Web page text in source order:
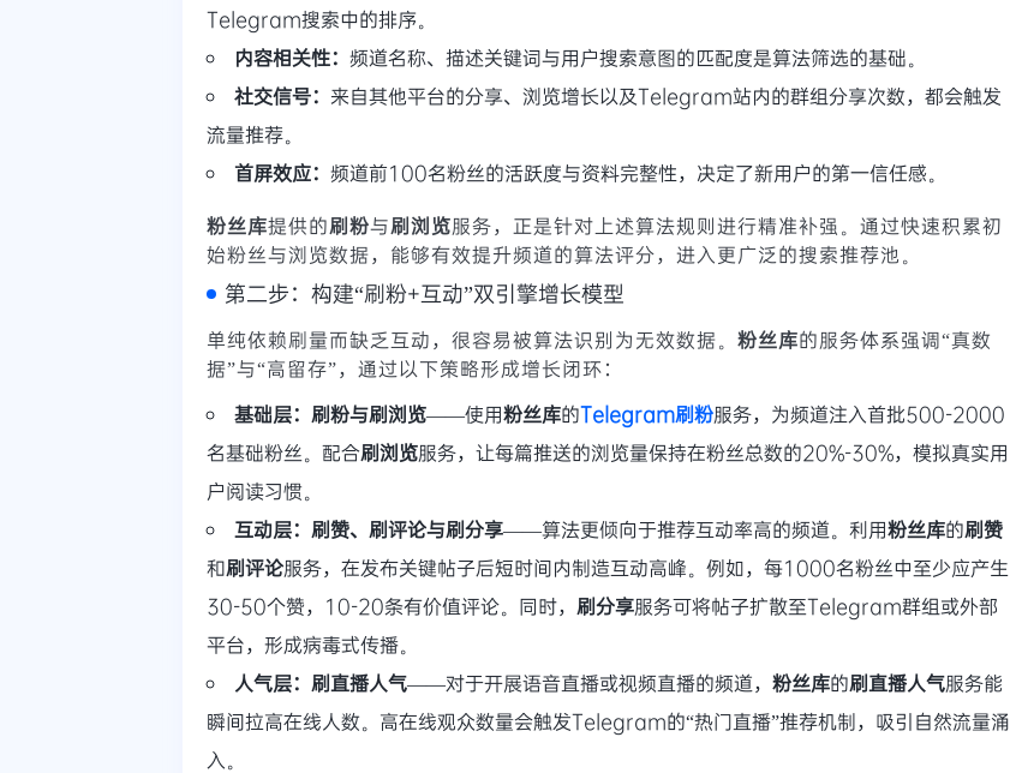
Telegram搜索中的排序。
内容相关性： 频道名称、描述关键词与用户搜索意图的匹配度是算法筛选的基础。
社交信号： 来自其他平台的分享、浏览增长以及Telegram站内的群组分享次数，都会触发
流量推荐。
首屏效应： 频道前100名粉丝的活跃度与资料完整性，决定了新用户的第一信任感。
粉丝库提供的刷粉与刷浏览服务，正是针对上述算法规则进行精准补强。通过快速积累初
始粉丝与浏览数据，能够有效提升频道的算法评分，进入更广泛的搜索推荐池。
第二步：构建“刷粉+互动”双引擎增长模型
单纯依赖刷量而缺乏互动，很容易被算法识别为无效数据。 粉丝库的服务体系强调“真数
据”与“高留存”，通过以下策略形成增长闭环：
基础层：刷粉与刷浏览——使用粉丝库的Telegram刷粉服务，为频道注入首批500-2000
名基础粉丝。配合刷浏览服务，让每篇推送的浏览量保持在粉丝总数的20%-30%，模拟真实用
户阅读习惯。
互动层：刷赞、刷评论与刷分享——算法更倾向于推荐互动率高的频道。利用粉丝库的刷赞
和刷评论服务，在发布关键帖子后短时间内制造互动高峰。例如，每1000名粉丝中至少应产生
30-50个赞，10-20条有价值评论。同时， 刷分享服务可将帖子扩散至Telegram群组或外部
平台，形成病毒式传播。
人气层：刷直播人气——对于开展语音直播或视频直播的频道， 粉丝库的刷直播人气服务能
瞬间拉高在线人数。高在线观众数量会触发Telegram的“热门直播”推荐机制，吸引自然流量涌
入。